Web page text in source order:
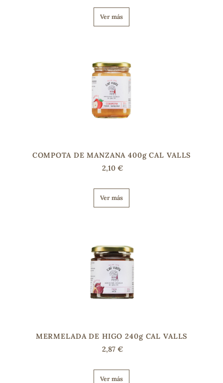
Ver más
COMPOTA DE MANZANA 400g CAL VALLS
2,10 €
Ver más
MERMELADA DE HIGO 240g CAL VALLS
2,87 €
Ver más